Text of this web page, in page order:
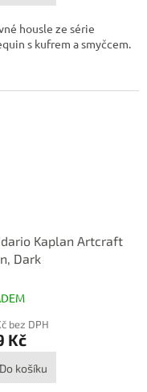
housle ze série
s kufrem a smyčcem.
Kaplan Artcraft
Dark
bez DPH
Kč
Do košíku